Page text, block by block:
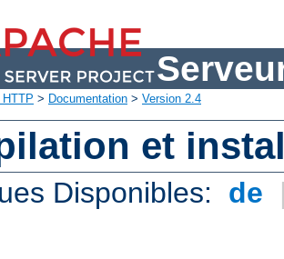
> Documentation > Version 2.4
et
Disponibles: de